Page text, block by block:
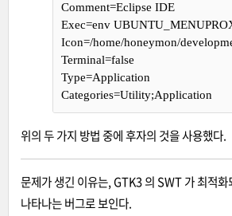
Comment=Eclipse IDE
Exec=env
Icon=/home/honeymon/
Terminal=false
Type=Application
Categories=Utility;Application
위의 두 가지 방법 중에 후자의 것을 사용했다.
문제가 생긴 이유는, GTK3 의 SWT 가 최적화
나타나는 버그로 보인다.